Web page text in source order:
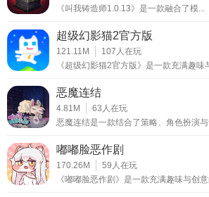
《叫我铸造师1.0.13》是一款融合了模...
超级幻影猫2官方版
121.11M 107 人在玩
《超级幻影猫2官方版》是一款充满趣味
恶魔连结
4.81M 63 人在玩
恶魔连结是一款结合了策略、角色扮演
嘟嘟脸恶作剧
170.26M 59 人在玩
《嘟嘟脸恶作剧》是一款充满趣味与创